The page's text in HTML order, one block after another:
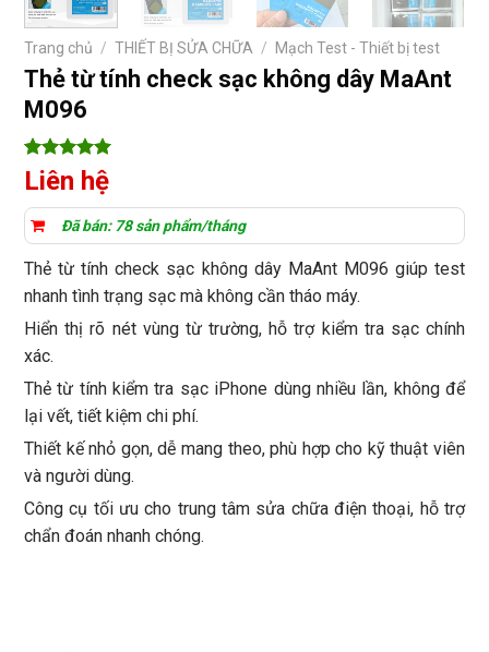
Trang chủ / THIẾT BỊ SỬA CHỮA / Mạch Test - Thiết bị test
Thẻ từ tính check sạc không dây MaAnt
M096
5 trên 5
dựa trên
4
đánh giá
Liên hệ
Đã bán: 78 sản phẩm/tháng
Thẻ từ tính check sạc không dây MaAnt M096 giúp test
nhanh tình trạng sạc mà không cần tháo máy.
Hiển thị rõ nét vùng từ trường, hỗ trợ kiểm tra sạc chính
xác.
Thẻ từ tính kiểm tra sạc iPhone dùng nhiều lần, không để
lại vết, tiết kiệm chi phí.
Thiết kế nhỏ gọn, dễ mang theo, phù hợp cho kỹ thuật viên
và người dùng.
Công cụ tối ưu cho trung tâm sửa chữa điện thoại, hỗ trợ
chẩn đoán nhanh chóng.